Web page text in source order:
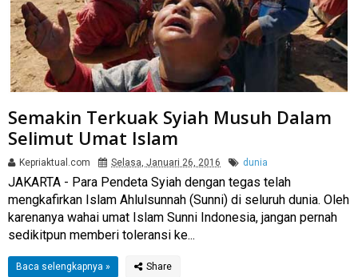
Semakin Terkuak Syiah Musuh Dalam
Selimut Umat Islam
Kepriaktual.com Selasa, Januari 26, 2016 dunia
JAKARTA - Para Pendeta Syiah dengan tegas telah
mengkafirkan Islam Ahlulsunnah (Sunni) di seluruh dunia. Oleh
karenanya wahai umat Islam Sunni Indonesia, jangan pernah
sedikitpun memberi toleransi ke...
Baca selengkapnya »